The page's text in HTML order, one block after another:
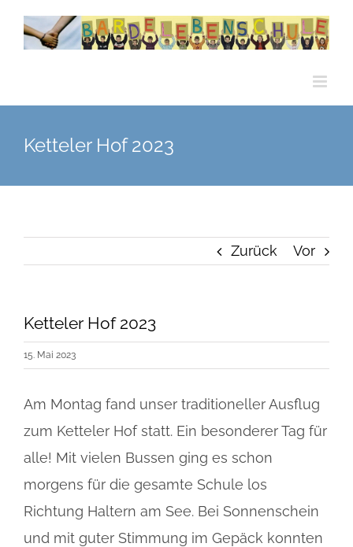
Zum
Inhalt
Ketteler Hof 2023
Zurück Vor
Ketteler Hof 2023
15. Mai 2023
Am Montag fand unser traditioneller Ausflug
zum Ketteler Hof statt. Ein besonderer Tag für
alle! Mit vielen Bussen ging es schon
morgens für die gesamte Schule los
Richtung Haltern am See. Bei Sonnenschein
und mit guter Stimmung im Gepäck konnten